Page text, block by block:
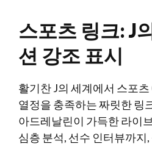
스포츠 링크: J
션 강조 표시
활기찬 J의 세계에서 스포
열정을 충족하는 짜릿한 링
아드레날린이 가득한 라이
심층 분석, 선수 인터뷰까지